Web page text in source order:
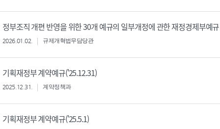
정부조직 개편 반영을 위한 30개 예규의 일부개정에 관한 재정경제부예규
2026.01.02. 규제개혁법무담당관
기획재정부 계약예규('25.12.31)
2025.12.31. 계약정책과
기획재정부 계약예규('25.5.1)